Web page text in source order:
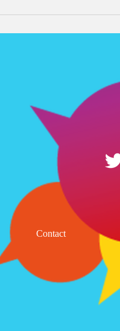
Contact